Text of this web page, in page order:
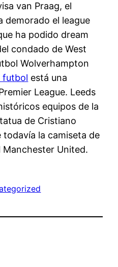
van Praag, el
demorado el league
ha podido dream
condado de West
Wolverhampton
futbol está una
League. Leeds
equipos de la
de Cristiano
todavía la camiseta de
Manchester United.